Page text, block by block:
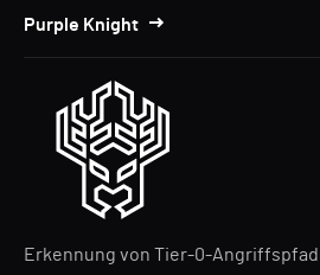
Purple Knight
Erkennung von Tier-0-